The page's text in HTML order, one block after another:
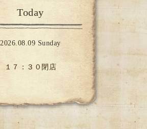
Today
2026.08.09 Sunday
１７：３０閉店